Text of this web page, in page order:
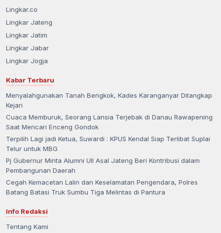
Lingkar.co
Lingkar Jateng
Lingkar Jatim
Lingkar Jabar
Lingkar Jogja
Kabar Terbaru
Menyalahgunakan Tanah Bengkok, Kades Karanganyar Ditangkap
Kejari
Cuaca Memburuk, Seorang Lansia Terjebak di Danau Rawapening
Saat Mencari Enceng Gondok
Terpilih Lagi jadi Ketua, Suwardi : KPUS Kendal Siap Terlibat Suplai
Telur untuk MBG
Pj Gubernur Minta Alumni UII Asal Jateng Beri Kontribusi dalam
Pembangunan Daerah
Cegah Kemacetan Lalin dan Keselamatan Pengendara, Polres
Batang Batasi Truk Sumbu Tiga Melintas di Pantura
Info Redaksi
Tentang Kami